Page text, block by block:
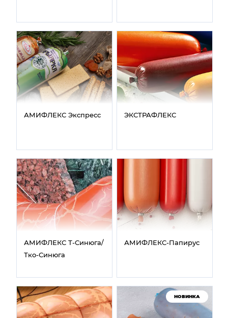
АМИФЛЕКС Экспресс ЭКСТРАФЛЕКС
АМИФЛЕКС Т‑Синюга/
Тко‑Синюга
АМИФЛЕКС‑Папирус
НОВИНКА